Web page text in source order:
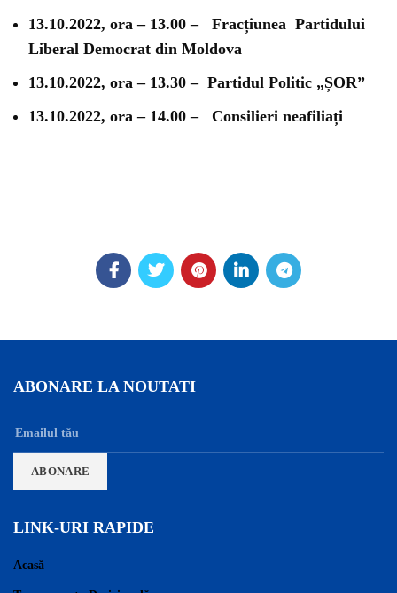
13.10.2022, ora – 13.00 – Fracțiunea Partidului
Liberal Democrat din Moldova
13.10.2022, ora – 13.30 – Partidul Politic „ȘOR”
13.10.2022, ora – 14.00 – Consilieri neafiliați
ABONARE LA NOUTATI
LINK-URI RAPIDE
Acasă